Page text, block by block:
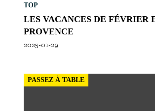
TOP
LES VACANCES DE FÉVRIER
PROVENCE
2025-01-29
PASSEZ À TABLE